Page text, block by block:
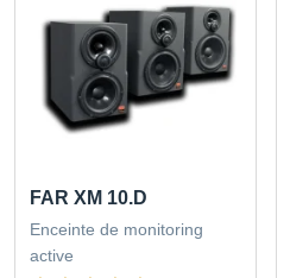
FAR XM 10.D
Enceinte de monitoring
active